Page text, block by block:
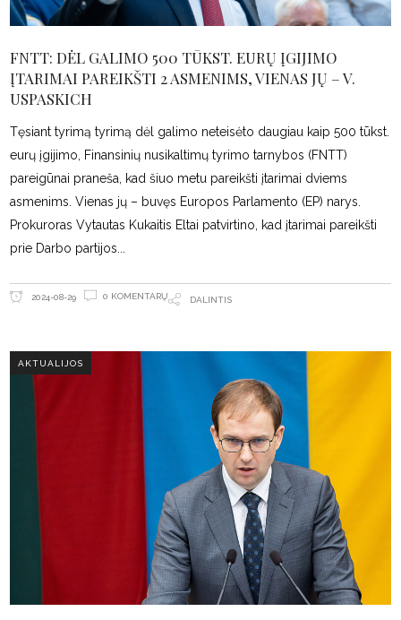
FNTT: DĖL GALIMO 500 TŪKST. EURŲ ĮGIJIMO
ĮTARIMAI PAREIKŠTI 2 ASMENIMS, VIENAS JŲ – V.
USPASKICH
Tęsiant tyrimą tyrimą dėl galimo neteisėto daugiau kaip 500 tūkst.
eurų įgijimo, Finansinių nusikaltimų tyrimo tarnybos (FNTT)
pareigūnai praneša, kad šiuo metu pareikšti įtarimai dviems
asmenims. Vienas jų – buvęs Europos Parlamento (EP) narys.
Prokuroras Vytautas Kukaitis Eltai patvirtino, kad įtarimai pareikšti
prie Darbo partijos
2024-08-29 0 KOMENTARŲ DALINTIS
AKTUALIJOS